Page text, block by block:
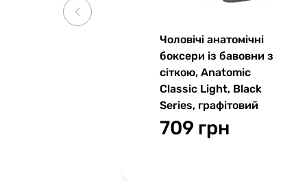
Чоловічі анатомічні
боксери із бавовни з
сіткою, Anatomic
Classic Light, Black
Series, графітовий
709 грн